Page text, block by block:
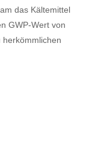
das Kältemittel
GWP-Wert von
herkömmlichen